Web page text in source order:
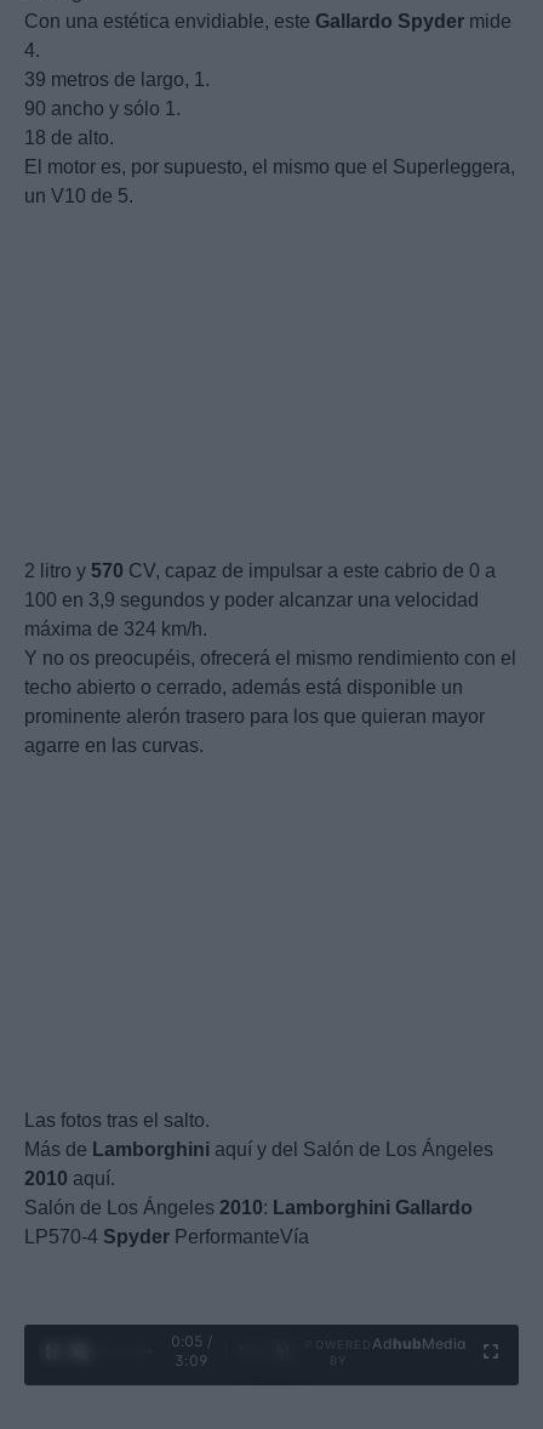
Con una estética envidiable, este Gallardo Spyder mide
4.
39 metros de largo, 1.
90 ancho y sólo 1.
18 de alto.
El motor es, por supuesto, el mismo que el Superleggera,
un V10 de 5.
2 litro y 570 CV, capaz de impulsar a este cabrio de 0 a
100 en 3,9 segundos y poder alcanzar una velocidad
máxima de 324 km/h.
Y no os preocupéis, ofrecerá el mismo rendimiento con el
techo abierto o cerrado, además está disponible un
prominente alerón trasero para los que quieran mayor
agarre en las curvas.
Las fotos tras el salto.
Más de Lamborghini aquí y del Salón de Los Ángeles
2010 aquí.
Salón de Los Ángeles 2010: Lamborghini Gallardo
LP570-4 Spyder PerformanteVía
0:06 /
3:09
Ad hubMedia